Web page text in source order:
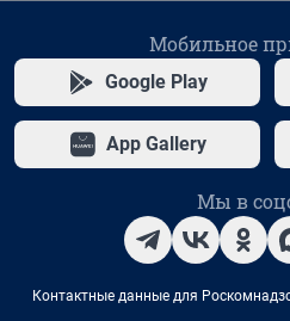
Мобильное
Google Play
App Gallery
Мы в
Контактные данные для